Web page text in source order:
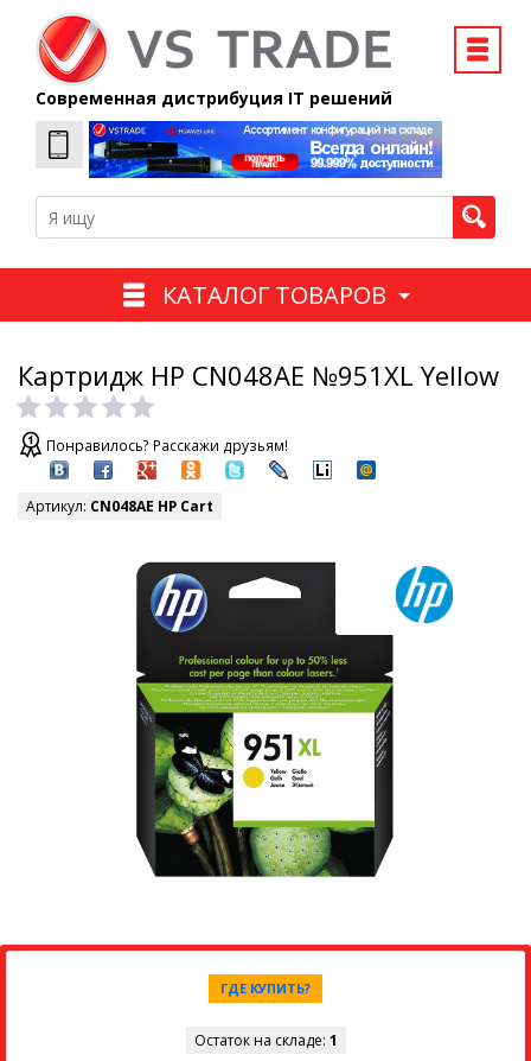
Современная дистрибуция IT решений
КАТАЛОГ ТОВАРОВ
Картридж HP CN048AE №951XL Yellow
Понравилось? Расскажи друзьям!
Артикул: CN048AE HP Cart
ГДЕ КУПИТЬ?
Остаток на складе: 1